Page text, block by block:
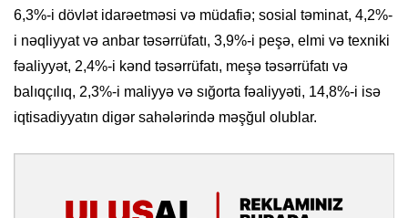
6,3%-i dövlət idarəetməsi və müdafiə; sosial təminat, 4,2%-
i nəqliyyat və anbar təsərrüfatı, 3,9%-i peşə, elmi və texniki
fəaliyyət, 2,4%-i kənd təsərrüfatı, meşə təsərrüfatı və
balıqçılıq, 2,3%-i maliyyə və sığorta fəaliyyəti, 14,8%-i isə
iqtisadiyyatın digər sahələrində məşğul olublar.